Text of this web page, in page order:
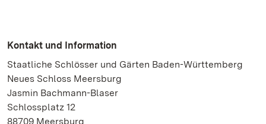
Kontakt und Information
Staatliche Schlösser und Gärten Baden-Württemberg
Neues Schloss Meersburg
Jasmin Bachmann-Blaser
Schlossplatz 12
88709 Meersburg